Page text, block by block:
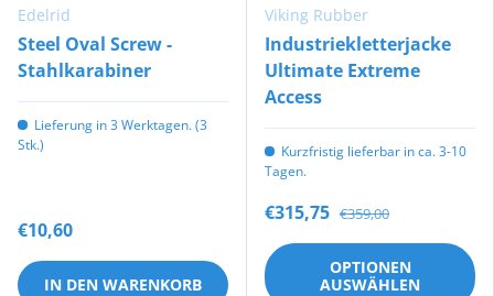
Edelrid
Steel Oval Screw -
Stahlkarabiner
Lieferung in 3 Werktagen. (3
Stk.)
€10,60
IN DEN WARENKORB
Viking Rubber
Industriekletterjacke
Ultimate Extreme
Access
Kurzfristig lieferbar in ca. 3-10
Tagen.
€315,75 €359,00
OPTIONEN
AUSWÄHLEN